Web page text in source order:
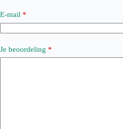
E-mail *
Je beoordeling *